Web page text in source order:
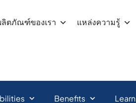
ลิตภัณฑ์ของเรา แหล่งความรู้
Benefits Learn